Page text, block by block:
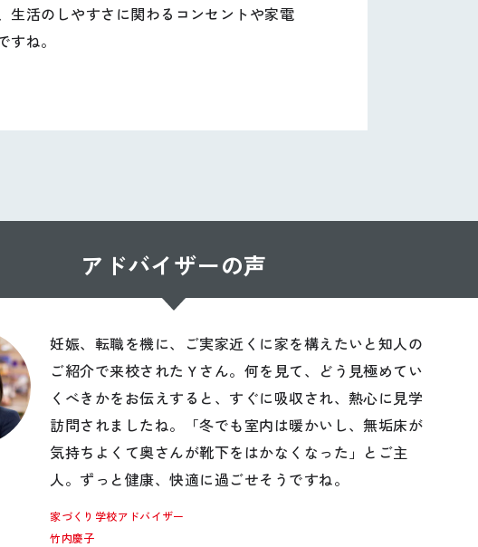
生活のしやすさに関わるコンセントや家電
ね。
アドバイザーの声
妊娠、転職を機に、ご実家近くに家を構えたいと知人の
ご紹介で来校されたＹさん。何を見て、どう見極めてい
くべきかをお伝えすると、すぐに吸収され、熱心に見学
訪問されましたね。「冬でも室内は暖かいし、無垢床が
気持ちよくて奥さんが靴下をはかなくなった」とご主
人。ずっと健康、快適に過ごせそうですね。
家づくり学校アドバイザー
竹内慶子